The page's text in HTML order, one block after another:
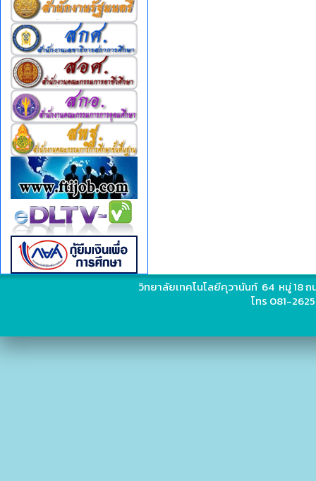
วิทยาลัยเทคโนโลยีคุวานันท์ 64 หมู่ 18
โทร 081-